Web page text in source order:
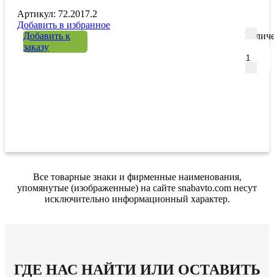
Артикул: 72.2017.2
Добавить в избранное
Добавить к
заказу
Все товарные знаки и фирменные наименования,
упомянутые (изображенные) на сайте snabavto.com несут
исключительно информационный характер.
ГДЕ НАС НАЙТИ ИЛИ ОСТАВИТЬ